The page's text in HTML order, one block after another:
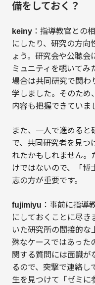
備をしておく？
keiny：指導教官との
にしたり、研究の方向
ょう。研究会や公聴会
ミュニティを覗いてみ
場合は共同研究で関わ
学しました。そのため
内容も把握できていま
また、一人で進めると
で、共同研究者を見つ
れたかもしれません。
けではないので、「博
志の方が重要です。
fujimiyu ：事前に指導
にしておくことに尽き
いた研究所の間接的な
殊なケースではあった
関する質問には面識が
るので、突撃で連絡し
生を見つけて「ゼミに